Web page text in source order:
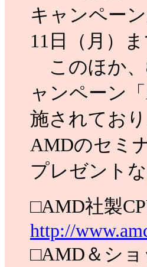
キャンペー
11日（月）ま
このほか、
ャンペーン
施されてお
AMDのセミ
プレゼント
□AMD社製
http://
□AMD＆シ